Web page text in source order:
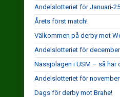
Andelslotteriet för Januari-
Årets först match!
Välkommen på derby mot
Andelslotteriet för december
Nässjölagen i USM – så har
Andelslotteriet för november
Dags för derby mot Brahe!